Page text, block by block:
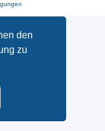
den
zu